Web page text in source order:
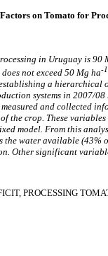
on Tomato for
in Uruguay is 90
not exceed 50 Mg ha-1
a hierarchical
systems in 2007/
and collected
the crop. These
model. From this
the water available
Other significant
PROCESSING